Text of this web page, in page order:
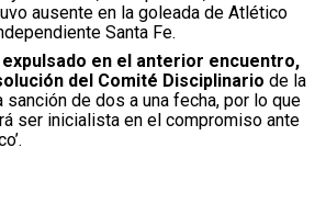
ausente en la goleada de Atlético
Santa Fe.
en el anterior encuentro,
del Comité Disciplinario de la
sanción de dos a una fecha, por lo que
ser inicialista en el compromiso ante